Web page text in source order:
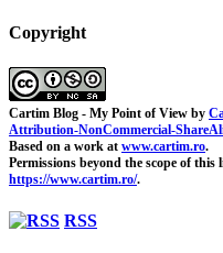
Copyright
Cartim Blog - My Point of View by
Attribution-NonCommercial-
Based on a work at www.cartim.ro.
Permissions beyond the scope of this
https://www.cartim.ro/.
RSS